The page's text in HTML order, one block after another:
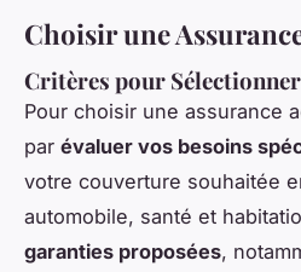
Choisir une
Critères pour
Pour choisir une assurance
par évaluer vos besoins
votre couverture souhaitée
automobile, santé et
garanties proposées,